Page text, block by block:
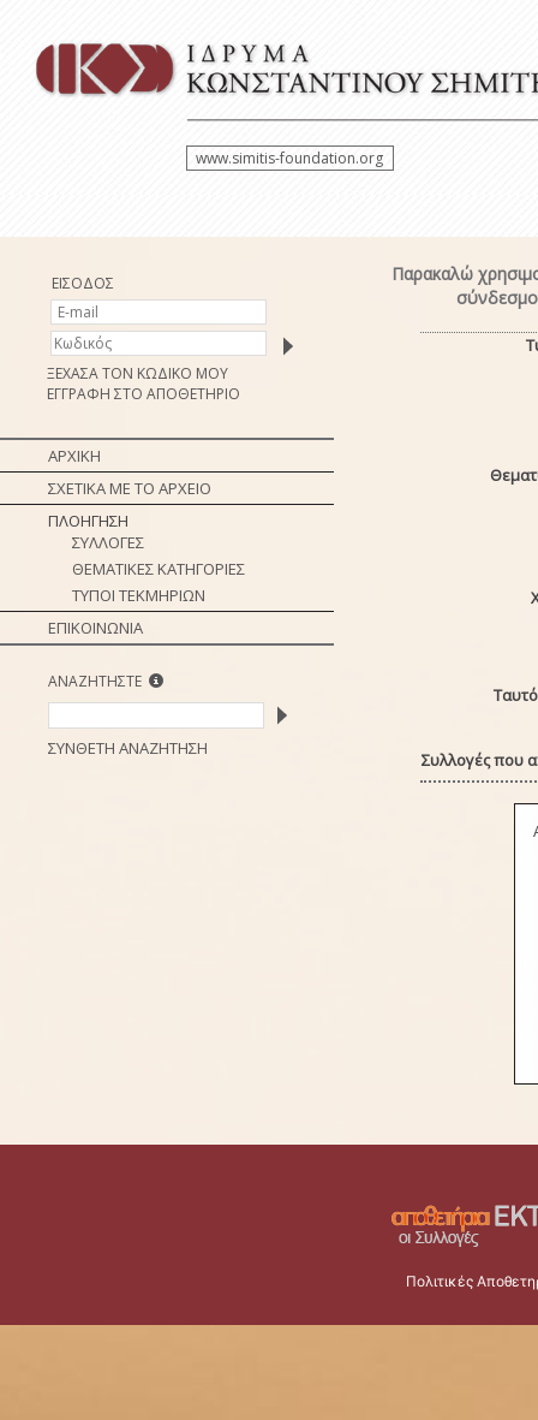
www.simitis-foundation.org
ΕΙΣΟΔΟΣ
ΞΕΧΑΣΑ ΤΟΝ ΚΩΔΙΚΟ ΜΟΥ
ΕΓΓΡΑΦΗ ΣΤΟ ΑΠΟΘΕΤΗΡΙΟ
ΑΡΧΙΚΗ
ΣΧΕΤΙΚΑ ΜΕ ΤΟ ΑΡΧΕΙΟ
ΠΛΟΗΓΗΣΗ
ΣΥΛΛΟΓΕΣ
ΘΕΜΑΤΙΚΕΣ ΚΑΤΗΓΟΡΙΕΣ
ΤΥΠΟΙ ΤΕΚΜΗΡΙΩΝ
ΕΠΙΚΟΙΝΩΝΙΑ
ΑΝΑΖΗΤΗΣΤΕ
ΣΥΝΘΕΤΗ ΑΝΑΖΗΤΗΣΗ
Παρακαλώ
Συλλογές που